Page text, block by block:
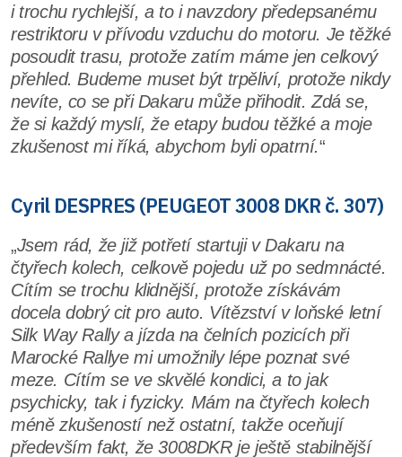
i trochu rychlejší, a to i navzdory předepsanému
restriktoru v přívodu vzduchu do motoru. Je těžké
posoudit trasu, protože zatím máme jen celkový
přehled. Budeme muset být trpěliví, protože nikdy
nevíte, co se při Dakaru může přihodit. Zdá se,
že si každý myslí, že etapy budou těžké a moje
zkušenost mi říká, abychom byli opatrní.“
Cyril DESPRES (PEUGEOT 3008 DKR č. 307)
„Jsem rád, že již potřetí startuji v Dakaru na
čtyřech kolech, celkově pojedu už po sedmnácté.
Cítím se trochu klidnější, protože získávám
docela dobrý cit pro auto. Vítězství v loňské letní
Silk Way Rally a jízda na čelních pozicích při
Marocké Rallye mi umožnily lépe poznat své
meze. Cítím se ve skvělé kondici, a to jak
psychicky, tak i fyzicky. Mám na čtyřech kolech
méně zkušeností než ostatní, takže oceňují
především fakt, že 3008DKR je ještě stabilnější